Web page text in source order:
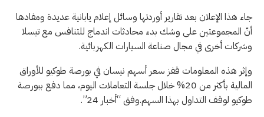
جاء هذا الإعلان بعد تقارير أوردتها وسائل إعلام يابانية عديدة ومفادها
أنّ المجموعتين على وشك بدء محادثات اندماج للتنافس مع تيسلا
وشركات أخرى في مجال صناعة السيارات الكهربائية.
وإثر هذه المعلومات قفز سعر أسهم نيسان في بورصة طوكيو للأوراق
المالية بأكثر من 20% خلال جلسة التعاملات اليوم، مما دفع ببورصة
طوكيو لوقف التداول بهذا السهم.وفق “أخبار 24”.